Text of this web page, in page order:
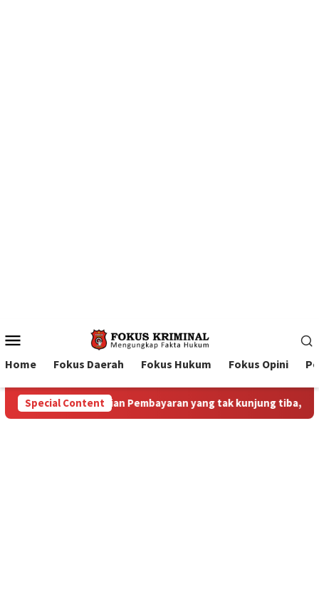
Menu
Home Fokus Daerah Fokus Hukum Fokus Opini
Special Content
tiba, ex Karyawan TMP kecewa Berat”